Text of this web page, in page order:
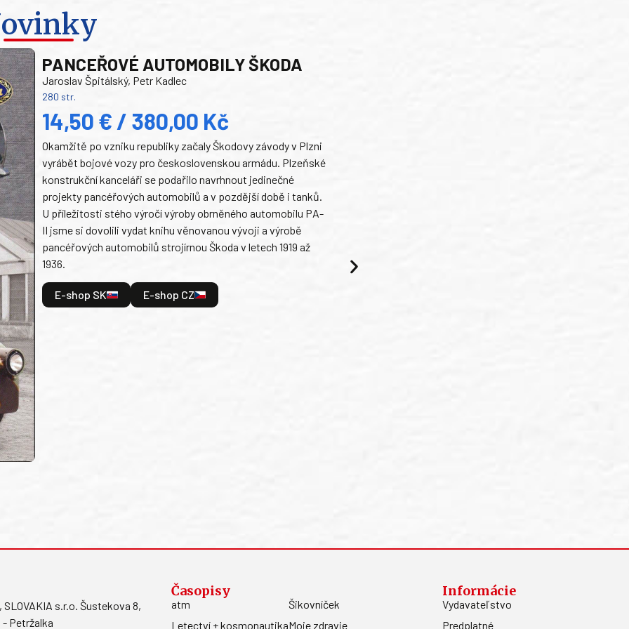
PANCEŘOVÉ AUTOMOBILY ŠKODA
Jaroslav Špitálský, Petr Kadlec
280 str.
14,50 € / 380,00 Kč
Okamžitě po vzniku republiky začaly Škodovy závody v Plzni
vyrábět bojové vozy pro československou armádu. Plzeňské
konstrukční kanceláři se podařilo navrhnout jedinečné
projekty pancéřových automobilů a v pozdější době i tanků.
U příležitosti stého výročí výroby obrněného automobilu PA-
II jsme si dovolili vydat knihu věnovanou vývoji a výrobě
pancéřových automobilů strojírnou Škoda v letech 1919 až
1936.
E-shop SK E-shop CZ
SLOVAKIA s.r.o. Šustekova 8,
- Petržalka
Časopisy
atm
Letectví + kosmonautika
Šikovníček
Moje zdravie
Informácie
Vydavateľstvo
Predplatné